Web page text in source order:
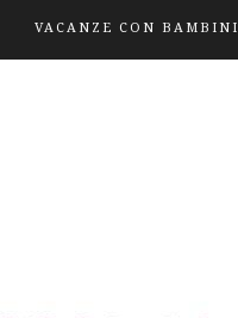
VACANZE CON BAMBINI